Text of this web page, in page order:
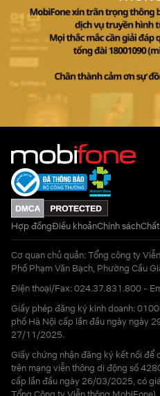
Hợp đồngĐiều khoảnChính sách
Cơ quan chủ quản: Tổng công ty
Phố Phạm Văn Bạch, Phường Cầu
Điện thoại/Fax: 024.37.831.800 -
Giấy phép đăng ký kinh doanh:
phố Hà Nội cấp lần đầu ngày ngày
27/11/2025.
Giấy chứng nhận đăng ký kết nối để
trên mạng viễn thông di động số
cấp lần đầu ngày 26/03/2025, có